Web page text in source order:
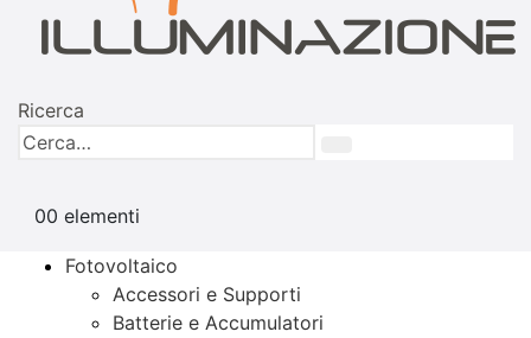
Ricerca
00 elementi
Fotovoltaico
Accessori e Supporti
Batterie e Accumulatori